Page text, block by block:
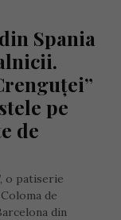
Spania
pe
de
o patiserie
de
din